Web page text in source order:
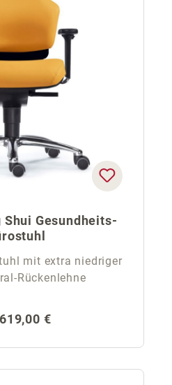
Shui Gesundheits-
mit extra niedriger
Rückenlehne
Preis:
619,00 €